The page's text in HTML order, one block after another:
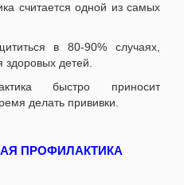
считается одной из самых
в 80-90% случаях,
детей.
быстро приносит
делать прививки.
ПРОФИЛАКТИКА